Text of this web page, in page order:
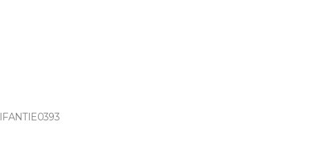
IFANTIE0393